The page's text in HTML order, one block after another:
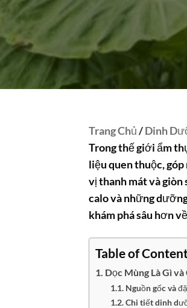
Trang Chủ/Dinh
Trong thế giới ẩm
liệu quen thuộc,
vị thanh mát và giòn
calovà những
khám phá sâu hơn
Table of
Dọc Mùng Là Gì
Nguồn gốc và
Chi tiết dinh